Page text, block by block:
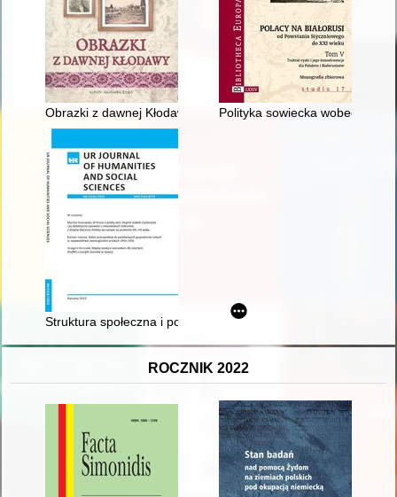
Obrazki z dawnej Kłodawy. [Cz. 1]Polityka sowiecka wobec
Struktura społeczna i pochodzenie terytorialne uczniów
ROCZNIK 2022